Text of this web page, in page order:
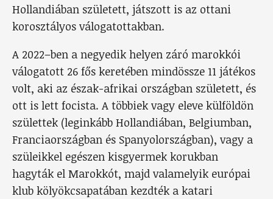
Hollandiában született, játszott is az ottani
korosztályos válogatottakban.
A 2022–ben a negyedik helyen záró marokkói
válogatott 26 fős keretében mindössze 11 játékos
volt, aki az észak-afrikai országban született, és
ott is lett focista. A többiek vagy eleve külföldön
születtek (leginkább Hollandiában, Belgiumban,
Franciaországban és Spanyolországban), vagy a
szüleikkel egészen kisgyermek korukban
hagyták el Marokkót, majd valamelyik európai
klub kölyökcsapatában kezdték a katari